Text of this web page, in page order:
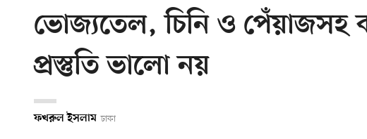
ভোজ্যতেল, চিনি ও পেঁয়াজসহ
প্রস্তুতি ভালো নয়
ফখরুল ইসলাম ঢাকা